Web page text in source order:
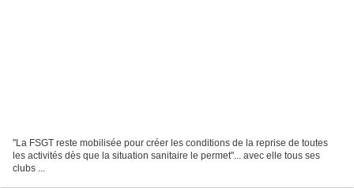
"La FSGT reste mobilisée pour créer les conditions de la reprise de toutes
les activités dès que la situation sanitaire le permet"... avec elle tous ses
clubs ...